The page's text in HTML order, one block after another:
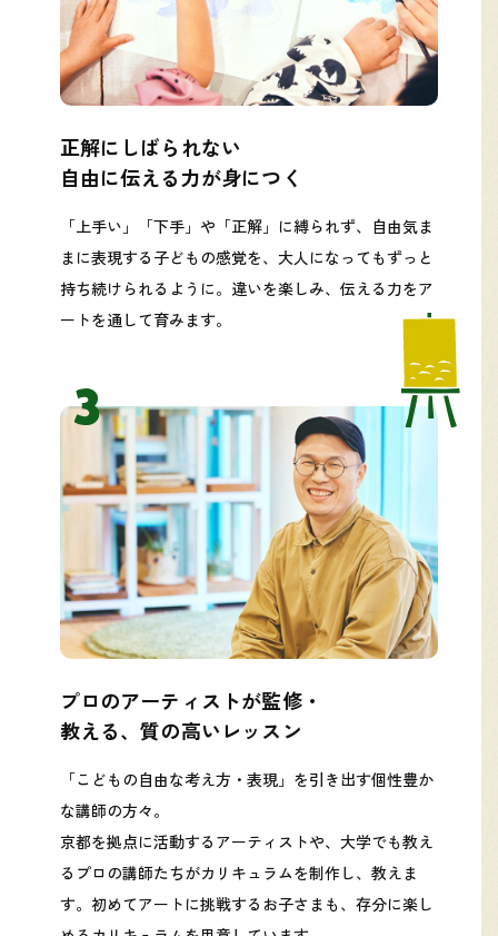
正解にしばられない
自由に伝える力が身につく
「上手い」「下手」や「正解」に縛られず、自由気ま
まに表現する子どもの感覚を、大人になってもずっと
持ち続けられるように。違いを楽しみ、伝える力をア
ートを通して育みます。
プロのアーティストが監修・
教える、質の高いレッスン
「こどもの自由な考え方・表現」を引き出す個性豊か
な講師の方々。
京都を拠点に活動するアーティストや、大学でも教え
るプロの講師たちがカリキュラムを制作し、教えま
す。初めてアートに挑戦するお子さまも、存分に楽し